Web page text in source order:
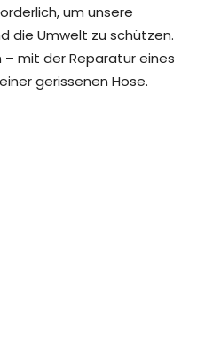
um unsere
die Umwelt zu schützen.
mit der Reparatur eines
gerissenen Hose.